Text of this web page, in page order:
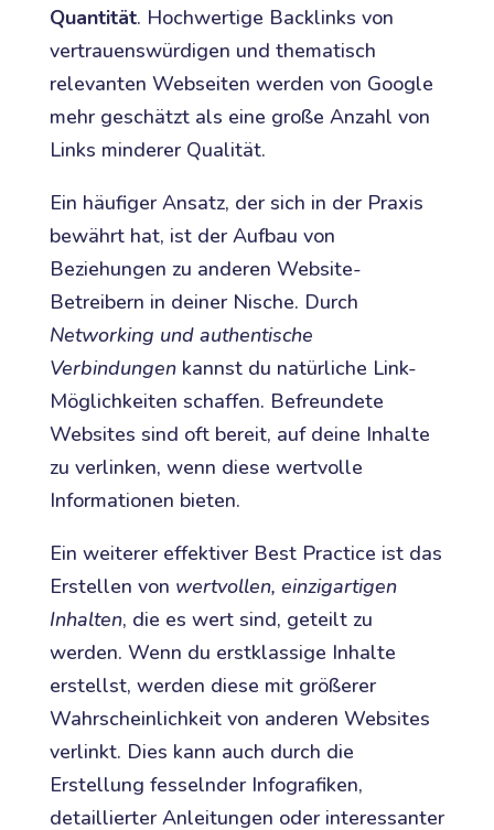
Quantität. Hochwertige Backlinks von
vertrauenswürdigen und thematisch
relevanten Webseiten werden von Google
mehr geschätzt als eine große Anzahl von
Links minderer Qualität.
Ein häufiger Ansatz, der sich in der Praxis
bewährt hat, ist der Aufbau von
Beziehungen zu anderen Website-
Betreibern in deiner Nische. Durch
Networking und authentische
Verbindungenkannst du natürliche Link-
Möglichkeiten schaffen. Befreundete
Websites sind oft bereit, auf deine Inhalte
zu verlinken, wenn diese wertvolle
Informationen bieten.
Ein weiterer effektiver Best Practice ist das
Erstellen von wertvollen, einzigartigen
Inhalten, die es wert sind, geteilt zu
werden. Wenn du erstklassige Inhalte
erstellst, werden diese mit größerer
Wahrscheinlichkeit von anderen Websites
verlinkt. Dies kann auch durch die
Erstellung fesselnder Infografiken,
detaillierter Anleitungen oder interessanter